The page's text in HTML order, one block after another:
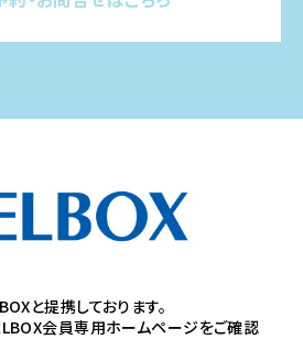
と提携しております。
会員専用ホームページをご確認